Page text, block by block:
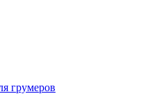
грумеров